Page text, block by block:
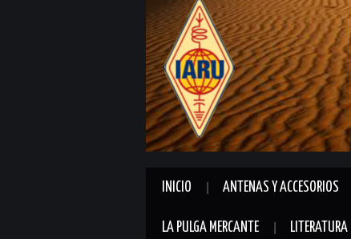
INICIO ANTENAS Y ACCESORIOS
LA PULGA MERCANTE